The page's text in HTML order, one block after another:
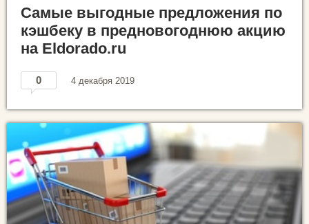
Самые выгодные предложения по
кэшбеку в предновогоднюю акцию
на Eldorado.ru
0 4 декабря 2019